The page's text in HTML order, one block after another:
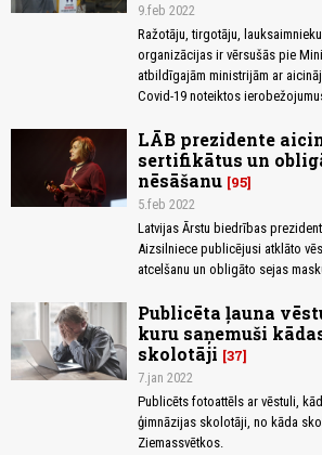
9.feb 2022
Ražotāju, tirgotāju,
organizācijas ir vērsušās pie
atbildīgajām ministrijām ar
Covid-19 noteiktos
LĀB prezidente
sertifikātus un
nēsāšanu 95
5.feb 2022
Latvijas Ārstu biedrības
Aizsilniece publicējusi atklāto
atcelšanu un obligāto sejas
Publicēta ļauna
kuru saņemuši
skolotāji 37
7.jan 2022
Publicēts fotoattēls ar vēstuli,
ģimnāzijas skolotāji, no kāda
Ziemassvētkos.